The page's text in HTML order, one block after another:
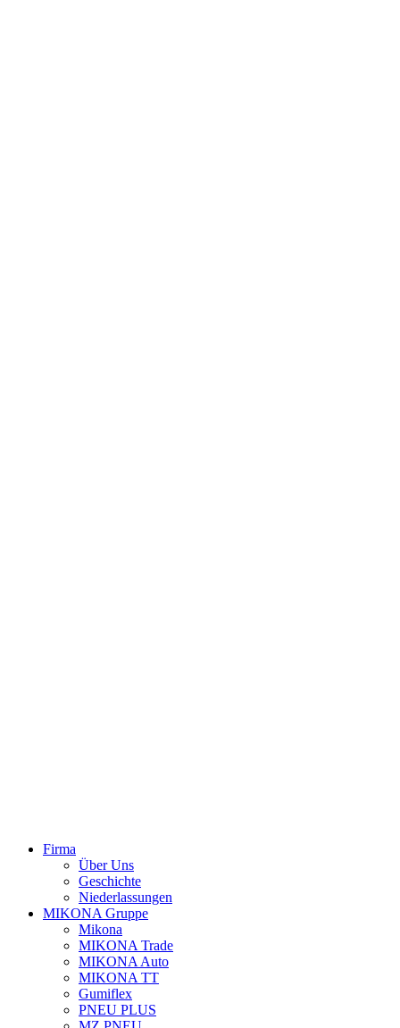
Close
Firma
Über Uns
Geschichte
Niederlassungen
MIKONA Gruppe
Mikona
MIKONA Trade
MIKONA Auto
MIKONA TT
Gumiflex
PNEU PLUS